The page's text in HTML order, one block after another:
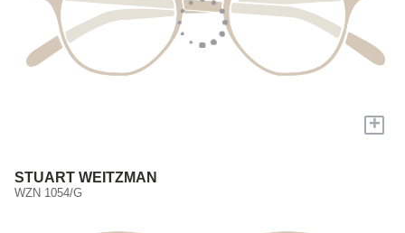
+
STUART WEITZMAN
WZN 1054/G